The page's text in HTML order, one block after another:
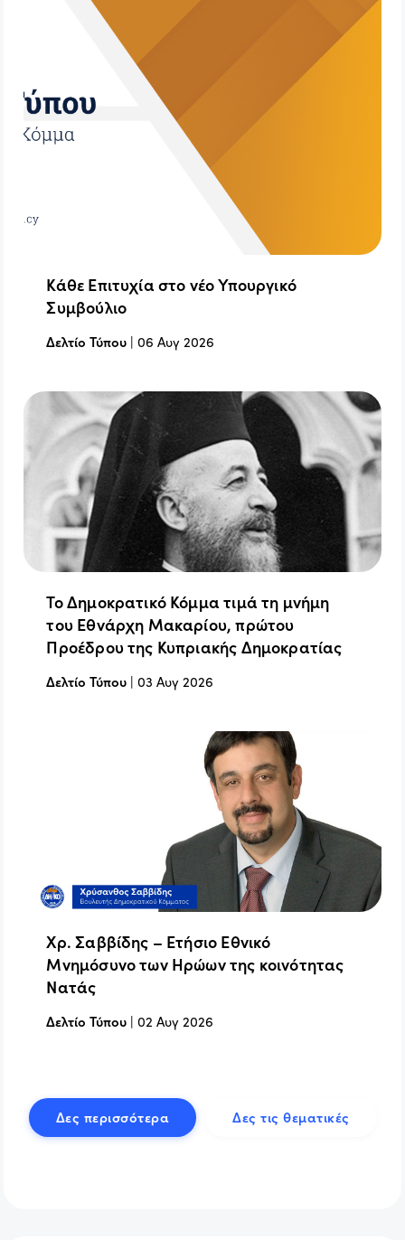
Κάθε Επιτυχία στο νέο Υπουργικό
Συμβούλιο
Δελτίο Τύπου |06 Αυγ 2026
Το Δημοκρατικό Κόμμα τιμά τη μνήμη
του Εθνάρχη Μακαρίου, πρώτου
Προέδρου της Κυπριακής Δημοκρατίας
Δελτίο Τύπου |03 Αυγ 2026
Χρ. Σαββίδης – Ετήσιο Εθνικό
Μνημόσυνο των Ηρώων της κοινότητας
Νατάς
Δελτίο Τύπου |02 Αυγ 2026
Δες περισσότερα Δες τις θεματικές